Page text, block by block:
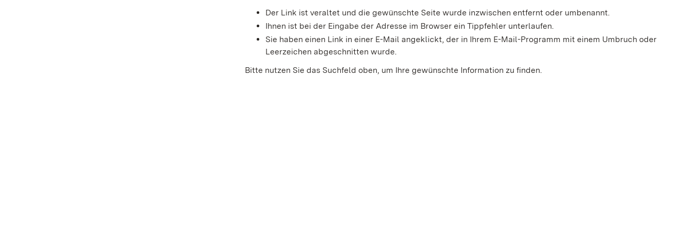
Der Link ist veraltet und die gewünschte Seite wurde inzwischen entfernt oder umbenannt.
Ihnen ist bei der Eingabe der Adresse im Browser ein Tippfehler unterlaufen.
Sie haben einen Link in einer E-Mail angeklickt, der in Ihrem E-Mail-Programm mit einem Umbruch oder
Leerzeichen abgeschnitten wurde.
Bitte nutzen Sie das Suchfeld oben, um Ihre gewünschte Information zu finden.